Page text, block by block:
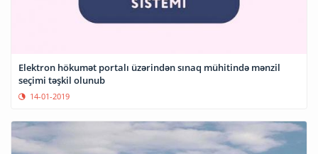
Elektron hökumət portalı üzərindən sınaq mühitində mənzil
seçimi təşkil olunub
14-01-2019